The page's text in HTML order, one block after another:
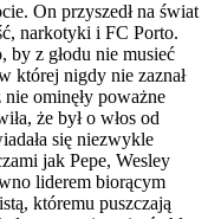
On przyszedł na świat
narkotyki i FC Porto.
by z głodu nie musieć
której nigdy nie zaznał
nie ominęły poważne
że był o włos od
się niezwykle
jak Pepe, Wesley
liderem biorącym
któremu puszczają